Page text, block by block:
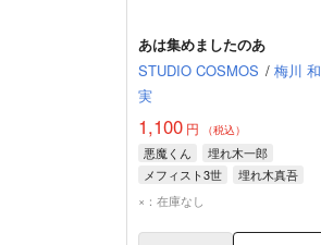
あは集めましたのあ
STUDIO COSMOS / 梅川 和
実
1,100 円 （税込）
悪魔くん
埋れ木一郎
メフィスト3世
埋れ木真吾
×：在庫なし